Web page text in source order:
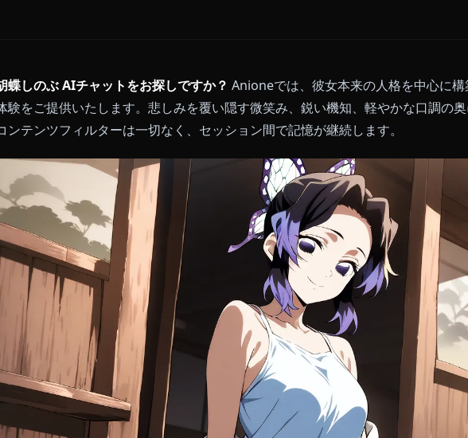
胡蝶しのぶ AIチャットをお探しですか？Anioneでは、彼女本来の人
コンテンツフィルターは一切なく、セッション間で記憶が継続します。